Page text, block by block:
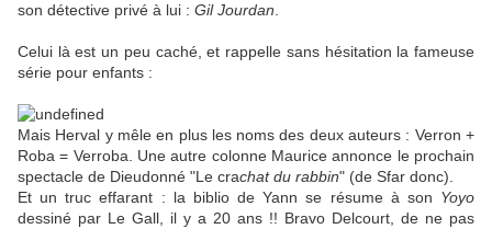
son détective privé à lui : Gil Jourdan
Celui là est un peu caché, et rappelle sans hésitation la fameuse
série pour enfants :
Mais Herval y mêle en plus les noms des deux auteurs : Verron +
Roba = Verroba. Une autre colonne Maurice annonce le prochain
spectacle de Dieudonné "Le crachat du rabbin" (de Sfar donc).
Et un truc effarant : la biblio de Yann se résume à son Yoyo
dessiné par Le Gall, il y a 20 ans !! Bravo Delcourt, de ne pas